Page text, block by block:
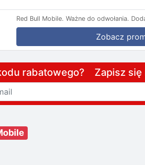
Red Bull Mobile. Ważne do odwołania.
Zobacz
rabatowego? Zapisz się